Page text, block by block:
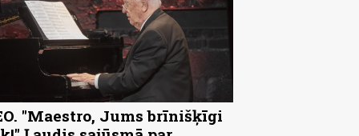
"Maestro, Jums brīnišķīgi